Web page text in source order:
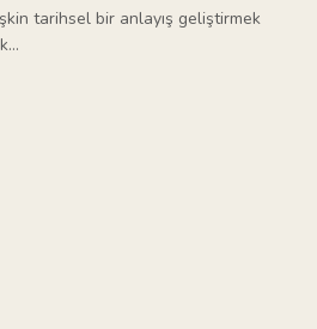
tarihsel bir anlayış geliştirmek